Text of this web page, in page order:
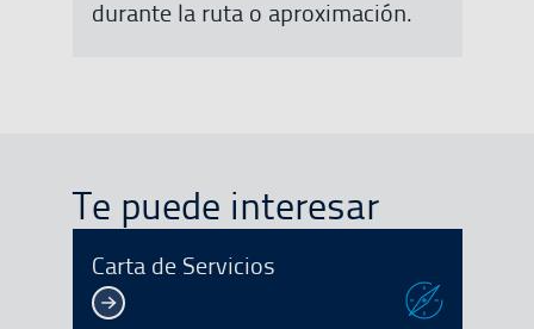
durante la ruta o aproximación.
Te puede interesar
Carta de Servicios